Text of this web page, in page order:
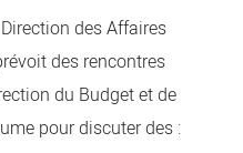
des Affaires
des rencontres
du Budget et de
pour discuter des :